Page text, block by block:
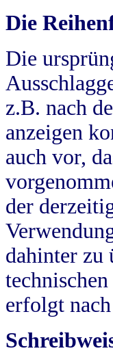
Die
Die
z.B. nach
anzeigen
auch vor,
der
dahinter zu
erfolgt